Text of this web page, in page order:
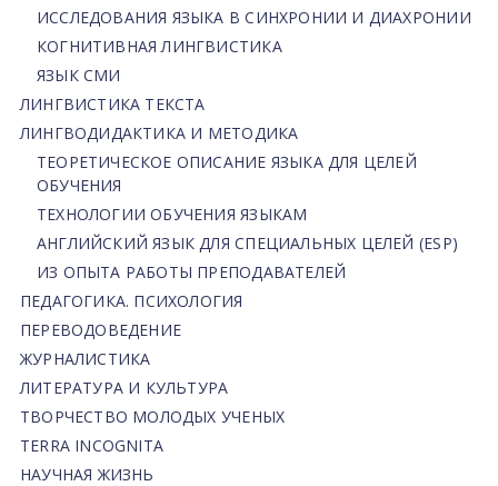
ИССЛЕДОВАНИЯ ЯЗЫКА В СИНХРОНИИ И ДИАХРОНИИ
КОГНИТИВНАЯ ЛИНГВИСТИКА
ЯЗЫК СМИ
ЛИНГВИСТИКА ТЕКСТА
ЛИНГВОДИДАКТИКА И МЕТОДИКА
ТЕОРЕТИЧЕСКОЕ ОПИСАНИЕ ЯЗЫКА ДЛЯ ЦЕЛЕЙ
ОБУЧЕНИЯ
ТЕХНОЛОГИИ ОБУЧЕНИЯ ЯЗЫКАМ
АНГЛИЙСКИЙ ЯЗЫК ДЛЯ СПЕЦИАЛЬНЫХ ЦЕЛЕЙ (ESP)
ИЗ ОПЫТА РАБОТЫ ПРЕПОДАВАТЕЛЕЙ
ПЕДАГОГИКА. ПСИХОЛОГИЯ
ПЕРЕВОДОВЕДЕНИЕ
ЖУРНАЛИСТИКА
ЛИТЕРАТУРА И КУЛЬТУРА
ТВОРЧЕСТВО МОЛОДЫХ УЧЕНЫХ
TERRA INCOGNITA
НАУЧНАЯ ЖИЗНЬ